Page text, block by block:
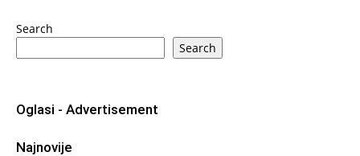
Search
Search
Oglasi - Advertisement
Najnovije